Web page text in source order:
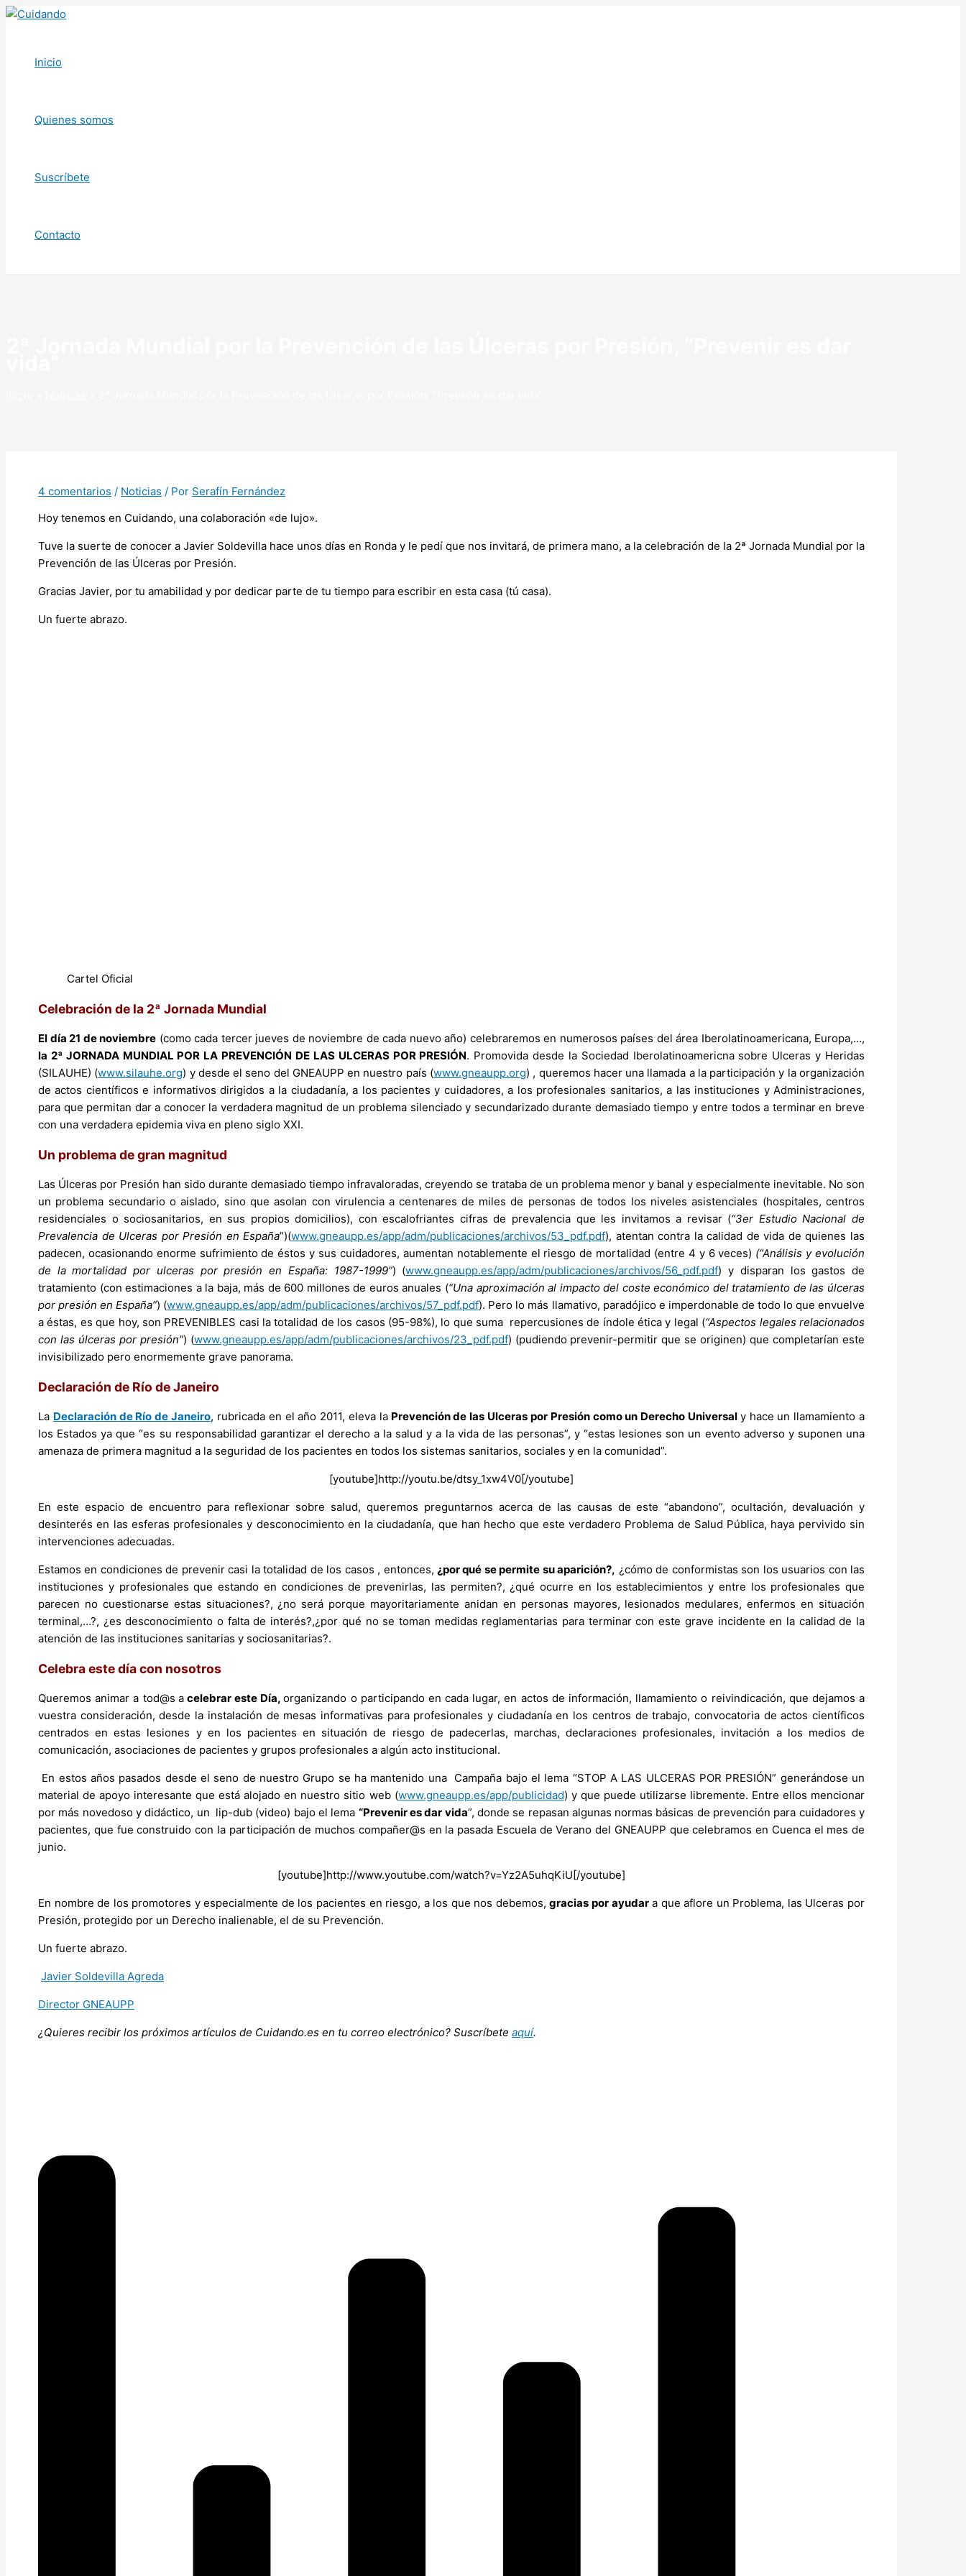
Ir
Inicio
Quienes somos
Suscríbete
Contacto
4 comentarios / Noticias / Por Serafín Fernández
Hoy tenemos en Cuidando, una colaboración «de lujo».
Tuve la suerte de conocer a Javier Soldevilla hace unos días en Ronda y le pedí que nos invitará, de primera mano, a la celebración de la 2ª Jornada Mundial por la
Prevención de las Úlceras por Presión.
Gracias Javier, por tu amabilidad y por dedicar parte de tu tiempo para escribir en esta casa (tú casa).
Un fuerte abrazo.
Cartel Oficial
Celebración de la 2ª Jornada Mundial
El día 21 de noviembre (como cada tercer jueves de noviembre de cada nuevo año) celebraremos en numerosos países del área Iberolatinoamericana, Europa,…,
la 2ª JORNADA MUNDIAL POR LA PREVENCIÓN DE LAS ULCERAS POR PRESIÓN. Promovida desde la Sociedad Iberolatinoamericna sobre Ulceras y Heridas
(SILAUHE) (www.silauhe.org) y desde el seno del GNEAUPP en nuestro país (www.gneaupp.org) , queremos hacer una llamada a la participación y la organización
de actos científicos e informativos dirigidos a la ciudadanía, a los pacientes y cuidadores, a los profesionales sanitarios, a las instituciones y Administraciones,
para que permitan dar a conocer la verdadera magnitud de un problema silenciado y secundarizado durante demasiado tiempo y entre todos a terminar en breve
con una verdadera epidemia viva en pleno siglo XXI.
Un problema de gran magnitud
Las Úlceras por Presión han sido durante demasiado tiempo infravaloradas, creyendo se trataba de un problema menor y banal y especialmente inevitable. No son
un problema secundario o aislado, sino que asolan con virulencia a centenares de miles de personas de todos los niveles asistenciales (hospitales, centros
residenciales o sociosanitarios, en sus propios domicilios), con escalofriantes cifras de prevalencia que les invitamos a revisar (“3er Estudio Nacional de
Prevalencia de Ulceras por Presión en España”)(www.gneaupp.es/app/adm/publicaciones/archivos/53_pdf.pdf), atentan contra la calidad de vida de quienes las
padecen, ocasionando enorme sufrimiento de éstos y sus cuidadores, aumentan notablemente el riesgo de mortalidad (entre 4 y 6 veces) (“Análisis y evolución
de la mortalidad por ulceras por presión en España: 1987-1999”) (www.gneaupp.es/app/adm/publicaciones/archivos/56_pdf.pdf) y disparan los gastos de
tratamiento (con estimaciones a la baja, más de 600 millones de euros anuales (“Una aproximación al impacto del coste económico del tratamiento de las úlceras
por presión en España”) (www.gneaupp.es/app/adm/publicaciones/archivos/57_pdf.pdf). Pero lo más llamativo, paradójico e imperdonable de todo lo que envuelve
a éstas, es que hoy, son PREVENIBLES casi la totalidad de los casos (95-98%), lo que suma repercusiones de índole ética y legal (“Aspectos legales relacionados
con las úlceras por presión”) (www.gneaupp.es/app/adm/publicaciones/archivos/23_pdf.pdf) (pudiendo prevenir-permitir que se originen) que completarían este
invisibilizado pero enormemente grave panorama.
Declaración de Río de Janeiro
La Declaración de Río de Janeiro, rubricada en el año 2011, eleva laPrevención de las Ulceras por Presión como un Derecho Universal y hace un llamamiento a
los Estados ya que “es su responsabilidad garantizar el derecho a la salud y a la vida de las personas”, y “estas lesiones son un evento adverso y suponen una
amenaza de primera magnitud a la seguridad de los pacientes en todos los sistemas sanitarios, sociales y en la comunidad”.
[youtube]http://youtu.be/dtsy_1xw4V0[/youtube]
En este espacio de encuentro para reflexionar sobre salud, queremos preguntarnos acerca de las causas de este “abandono”, ocultación, devaluación y
desinterés en las esferas profesionales y desconocimiento en la ciudadanía, que han hecho que este verdadero Problema de Salud Pública, haya pervivido sin
intervenciones adecuadas.
Estamos en condiciones de prevenir casi la totalidad de los casos , entonces, ¿por qué se permite su aparición?, ¿cómo de conformistas son los usuarios con las
instituciones y profesionales que estando en condiciones de prevenirlas, las permiten?, ¿qué ocurre en los establecimientos y entre los profesionales que
parecen no cuestionarse estas situaciones?, ¿no será porque mayoritariamente anidan en personas mayores, lesionados medulares, enfermos en situación
terminal,…?, ¿es desconocimiento o falta de interés?,¿por qué no se toman medidas reglamentarias para terminar con este grave incidente en la calidad de la
atención de las instituciones sanitarias y sociosanitarias?.
Celebra este día con nosotros
Queremos animar a tod@s acelebrar este Día,organizando o participando en cada lugar, en actos de información, llamamiento o reivindicación, que dejamos a
vuestra consideración, desde la instalación de mesas informativas para profesionales y ciudadanía en los centros de trabajo, convocatoria de actos científicos
centrados en estas lesiones y en los pacientes en situación de riesgo de padecerlas, marchas, declaraciones profesionales, invitación a los medios de
comunicación, asociaciones de pacientes y grupos profesionales a algún acto institucional.
En estos años pasados desde el seno de nuestro Grupo se ha mantenido una Campaña bajo el lema “STOP A LAS ULCERAS POR PRESIÓN” generándose un
material de apoyo interesante que está alojado en nuestro sitio web (www.gneaupp.es/app/publicidad) y que puede utilizarse libremente. Entre ellos mencionar
por más novedoso y didáctico, un lip-dub (video) bajo el lema “Prevenir es dar vida”, donde se repasan algunas normas básicas de prevención para cuidadores y
pacientes, que fue construido con la participación de muchos compañer@s en la pasada Escuela de Verano del GNEAUPP que celebramos en Cuenca el mes de
junio.
[youtube]http://www.youtube.com/watch?v=Yz2A5uhqKiU[/youtube]
En nombre de los promotores y especialmente de los pacientes en riesgo, a los que nos debemos,gracias por ayudara que aflore un Problema, las Ulceras por
Presión, protegido por un Derecho inalienable, el de su Prevención.
Un fuerte abrazo.
Javier Soldevilla Agreda
Director GNEAUPP
¿Quieres recibir los próximos artículos de Cuidando.es en tu correo electrónico? Suscríbete aquí.